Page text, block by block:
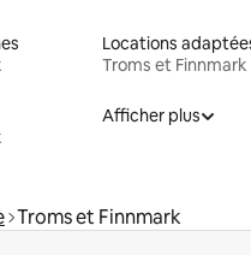
Troms et Finnmark
Afficher plus
Troms et Finnmark